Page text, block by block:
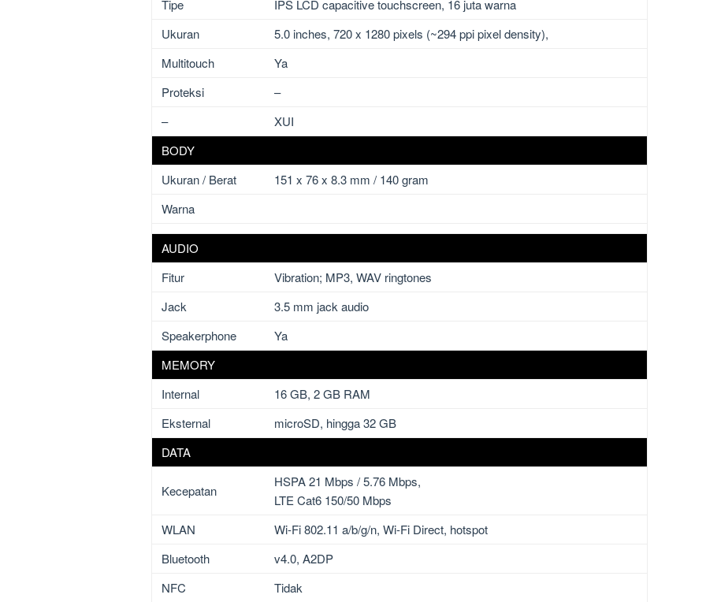
Tipe
IPS LCD capacitive touchscreen, 16 juta warna
Ukuran
5.0 inches, 720 x 1280 pixels (~294 ppi pixel density),
Multitouch
Ya
Proteksi
–
–
XUI
BODY
Ukuran / Berat
151 x 76 x 8.3 mm / 140 gram
Warna
AUDIO
Fitur
Vibration; MP3, WAV ringtones
Jack
3.5 mm jack audio
Speakerphone
Ya
MEMORY
Internal
16 GB, 2 GB RAM
Eksternal
microSD, hingga 32 GB
DATA
Kecepatan
HSPA 21 Mbps / 5.76 Mbps,
LTE Cat6 150/50 Mbps
WLAN
Wi-Fi 802.11 a/b/g/n, Wi-Fi Direct, hotspot
Bluetooth
v4.0, A2DP
NFC
Tidak